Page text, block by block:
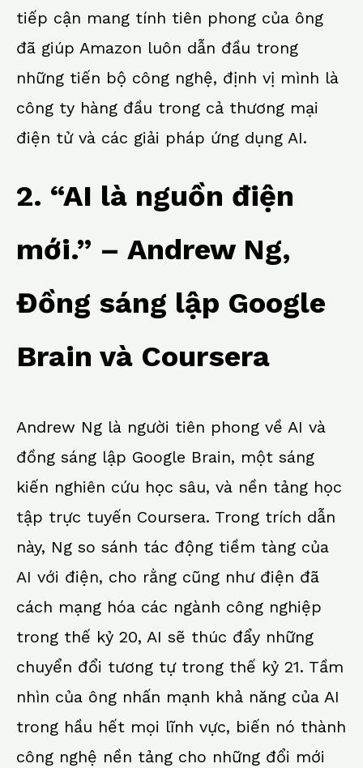
tiếp cận mang tính tiên phong của ông
đã giúp Amazon luôn dẫn đầu trong
những tiến bộ công nghệ, định vị mình là
công ty hàng đầu trong cả thương mại
điện tử và các giải pháp ứng dụng AI.
2. “AI là nguồn điện
mới.” – Andrew Ng,
Đồng sáng lập Google
Brain và Coursera
Andrew Ng là người tiên phong về AI và
đồng sáng lập Google Brain, một sáng
kiến nghiên cứu học sâu, và nền tảng học
tập trực tuyến Coursera. Trong trích dẫn
này, Ng so sánh tác động tiềm tàng của
AI với điện, cho rằng cũng như điện đã
cách mạng hóa các ngành công nghiệp
trong thế kỷ 20, AI sẽ thúc đẩy những
chuyển đổi tương tự trong thế kỷ 21. Tầm
nhìn của ông nhấn mạnh khả năng của AI
trong hầu hết mọi lĩnh vực, biến nó thành
công nghệ nền tảng cho những đổi mới